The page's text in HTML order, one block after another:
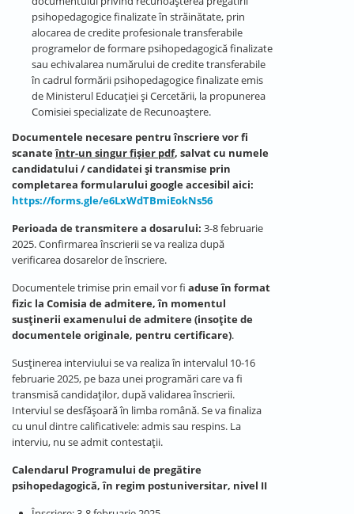
psihopedagogice finalizate în străinătate, prin
alocarea de credite profesionale transferabile
programelor de formare psihopedagogică finalizate
sau echivalarea numărului de credite transferabile
în cadrul formării psihopedagogice finalizate emis
de Ministerul Educației și Cercetării, la propunerea
Comisiei specializate de Recunoaștere.
Documentele necesare pentru înscriere vor fi
scanateîntr-un singur fișier pdf, salvat cu numele
candidatului / candidatei și transmise prin
completarea formularului google accesibil aici:
https://forms.gle/e6LxWdTBmiEokNs56
Perioada de transmitere a dosarului: 3-8 februarie
2025. Confirmarea înscrierii se va realiza după
verificarea dosarelor de înscriere.
Documentele trimise prin email vor fi aduse în format
fizic la Comisia de admitere, în momentul
susținerii examenului de admitere (insoțite de
documentele originale, pentru certificare).
Susținerea interviului se va realiza în intervalul 10-16
februarie 2025, pe baza unei programări care va fi
transmisă candidaților, după validarea înscrierii.
Interviul se desfășoară în limba română. Se va finaliza
cu unul dintre calificativele: admis sau respins. La
interviu, nu se admit contestații.
Calendarul Programului de pregătire
psihopedagogică, în regim postuniversitar, nivel II